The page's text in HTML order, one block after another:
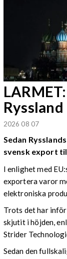
Ryssland
2026 08 07
Sedan
svensk export
I enlighet med
exportera varor
elektroniska
Trots det har
skjutit i höjden,
Strider
Sedan den